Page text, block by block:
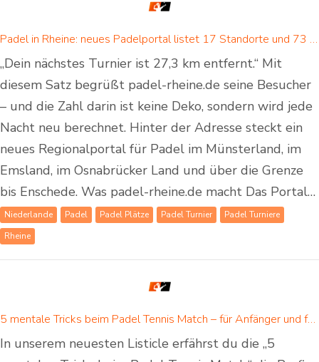
Padel in Rheine: neues Padelportal listet 17 Standorte und 73 Padel-Courts in Rheine und Umgebung
„Dein nächstes Turnier ist 27,3 km entfernt.“ Mit
diesem Satz begrüßt padel-rheine.de seine Besucher
– und die Zahl darin ist keine Deko, sondern wird jede
Nacht neu berechnet. Hinter der Adresse steckt ein
neues Regionalportal für Padel im Münsterland, im
Emsland, im Osnabrücker Land und über die Grenze
bis Enschede. Was padel-rheine.de macht Das Portal…
Niederlande Padel Padel Plätze Padel Turnier
Padel Turniere
Rheine
5 mentale Tricks beim Padel Tennis Match – für Anfänger und fortgeschrittene Padelspieler
In unserem neuesten Listicle erfährst du die „5